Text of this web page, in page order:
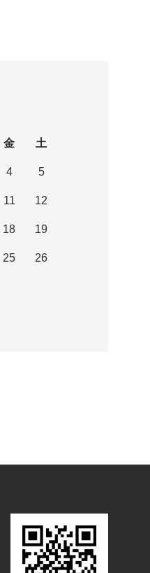
金 土
4 5
11 12
18 19
25 26